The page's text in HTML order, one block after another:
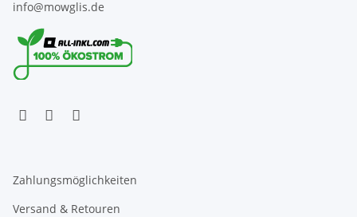
info@mowglis.de
Zahlungsmöglichkeiten
Versand & Retouren